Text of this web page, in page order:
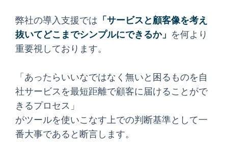
弊社の導入支援では 「サービスと顧客像を考え
抜いてどこまでシンプルにできるか」 を何より
重要視しております。
「あったらいいなではなく無いと困るものを自
社サービスを最短距離で顧客に届けることがで
きるプロセス」
がツールを使いこなす上での判断基準として一
番大事であると断言します。